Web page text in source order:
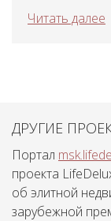
Читать далее
ДРУГИЕ
Портал
проекта
об элитной
зарубежной